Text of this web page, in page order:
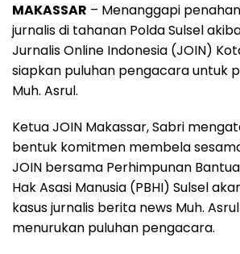
c
e
b
o
k
a
t
s
p
l
e
g
m
r
e
a
a
r
e
MAKASSAR – Menanggapi
jurnalis di tahanan Polda Sulsel
Jurnalis Online Indonesia (JOIN)
siapkan puluhan pengacara untuk
Muh. Asrul.
Ketua JOIN Makassar, Sabri
bentuk komitmen membela
JOIN bersama Perhimpunan
Hak Asasi Manusia (PBHI) Sulsel
kasus jurnalis berita news Muh.
menurukan puluhan pengacara.